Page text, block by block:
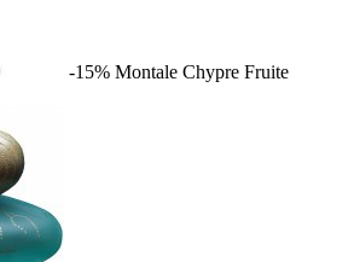
-15% Montale Chypre Fruite